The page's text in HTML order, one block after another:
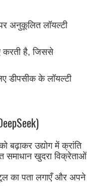
अनुकूलित लॉयल्टी
करती है, जिससे
डीपसीक के लॉयल्टी
उद्योग में क्रांति
खुदरा विक्रेताओं
का पता लगाएँ और अपने